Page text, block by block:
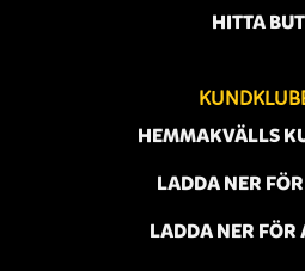
HITTA
HEMMAKVÄLLS
LADDA NER
LADDA NER FÖR